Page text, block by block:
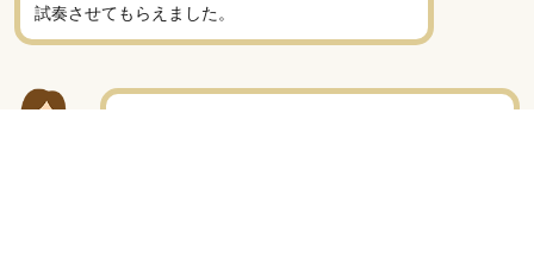
試奏させてもらえました。